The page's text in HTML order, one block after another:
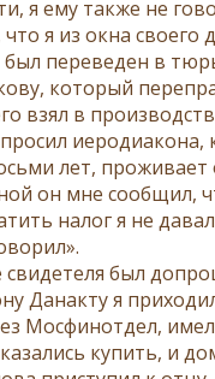
я ему также не
я из окна
был переведен в
который
взял в
иеродиакона,
лет,
он мне сообщил,
налог я не
свидетеля был
Данакту я
Мосфинотдел,
купить, и